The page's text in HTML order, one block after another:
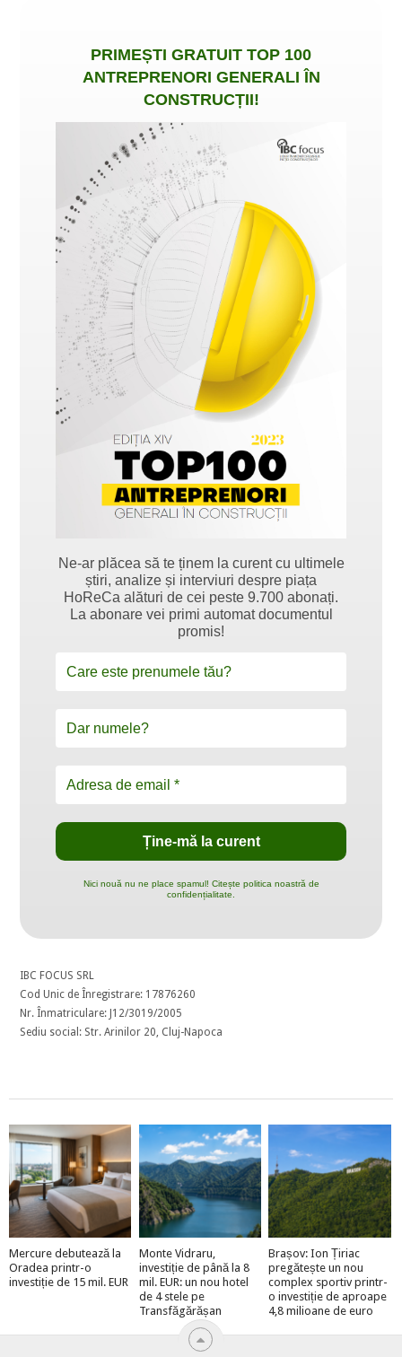
PRIMEȘTI GRATUIT TOP 100
ANTREPRENORI GENERALI ÎN
CONSTRUCȚII!
Ne-ar plăcea să te ținem la curent cu ultimele
știri, analize și interviuri despre piața
HoReCa alături de cei peste 9.700 abonați.
La abonare vei primi automat documentul
promis!
Nici nouă nu ne place spamul! Citește politica noastră de
confidențialitate.
IBC FOCUS SRL
Cod Unic de Înregistrare: 17876260
Nr. Înmatriculare: J12/3019/2005
Sediu social: Str. Arinilor 20, Cluj-Napoca
Mercure debutează la
Oradea printr-o
investiție de 15 mil. EUR
Monte Vidraru,
investiție de până la 8
mil. EUR: un nou hotel
de 4 stele pe
Transfăgărășan
Brașov: Ion Țiriac
pregătește un nou
complex sportiv printr-
o investiție de aproape
4,8 milioane de euro